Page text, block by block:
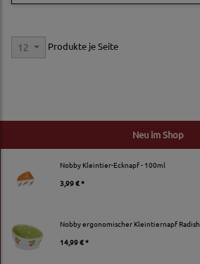
Neu im Shop
Nobby Kleintier-Ecknapf - 100ml
3,99 € *
Nobby ergonomischer Kleintiernapf Radish
14,99 € *
12 Produkte je Seite